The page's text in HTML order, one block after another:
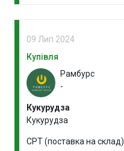
09 Лип 2024
Купівля
Рамбурс
-
Кукурудза
Кукурудза
CPT (поставка на склад)